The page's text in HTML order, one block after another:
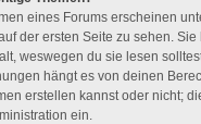
eines Forums erscheinen
der ersten Seite zu sehen.
weswegen du sie lesen
hängt es von deinen
erstellen kannst oder nicht;
ein.